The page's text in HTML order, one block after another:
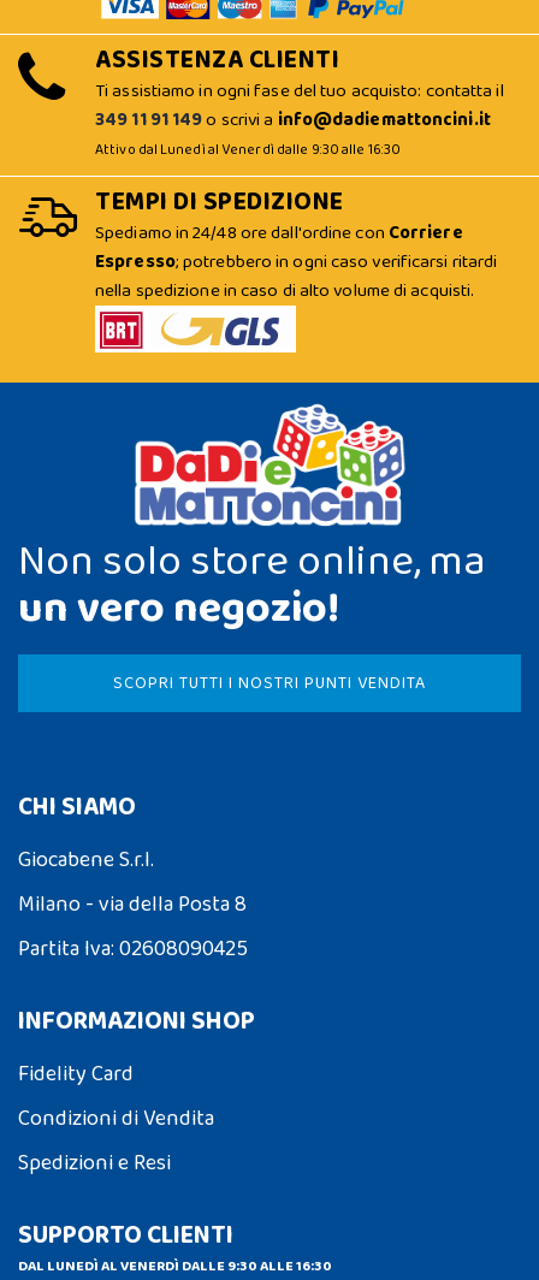
ASSISTENZA CLIENTI
Ti assistiamo in ogni fase del tuo acquisto: contatta il
349 11 91 149o scrivi a info@dadiemattoncini.it
Attivo dal Lunedì al Venerdì dalle 9:30 alle 16:30
TEMPI DI SPEDIZIONE
Spediamo in 24/48 ore dall'ordine con Corriere
Espresso; potrebbero in ogni caso verificarsi ritardi
nella spedizione in caso di alto volume di acquisti.
Non solo store online, ma
un vero negozio!
SCOPRI TUTTI I NOSTRI PUNTI VENDITA
CHI SIAMO
Giocabene S.r.l.
Milano - via della Posta 8
Partita Iva: 02608090425
INFORMAZIONI SHOP
Fidelity Card
Condizioni di Vendita
Spedizioni e Resi
SUPPORTO CLIENTI
DAL LUNEDÌ AL VENERDÌ DALLE 9:30 ALLE 16:30